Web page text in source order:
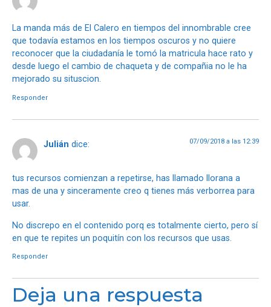
La manda más de El Calero en tiempos del innombrable cree
que todavía estamos en los tiempos oscuros y no quiere
reconocer que la ciudadanía le tomó la matricula hace rato y
desde luego el cambio de chaqueta y de compañia no le ha
mejorado su situscion.
Responder
Julián dice: 07/09/2018 a las 12:39
tus recursos comienzan a repetirse, has llamado llorana a
mas de una y sinceramente creo q tienes más verborrea para
usar.
No discrepo en el contenido porq es totalmente cierto, pero sí
en que te repites un poquitín con los recursos que usas.
Responder
Deja una respuesta